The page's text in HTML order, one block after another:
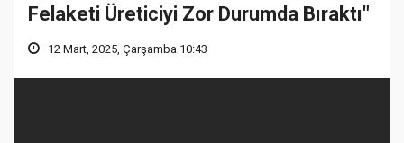
Felaketi Üreticiyi Zor Durumda Bıraktı"
12 Mart, 2025, Çarşamba 10:43